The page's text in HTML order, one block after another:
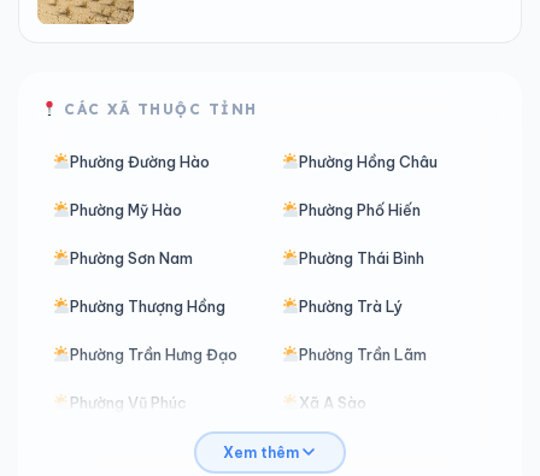
CÁC XÃ THUỘC TỈNH
Phường Đường Hào Phường Hồng Châu
Phường Mỹ Hào Phường Phố Hiến
Phường Sơn Nam Phường Thái Bình
Phường Thượng Hồng Phường Trà Lý
Phường Trần Hưng Đạo Phường Trần Lãm
Phường Vũ Phúc Xã A Sào
Xã Ân Thi
Xem thêm